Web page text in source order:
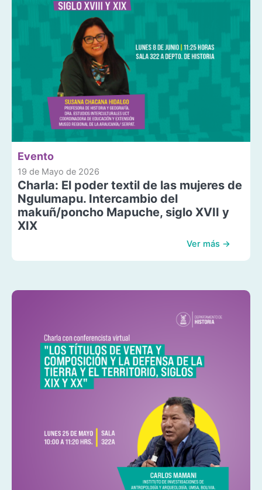
Evento
19 de Mayo de 2026
Charla: El poder textil de las mujeres de
Ngulumapu. Intercambio del
makuñ/poncho Mapuche, siglo XVII y
XIX
Ver más →